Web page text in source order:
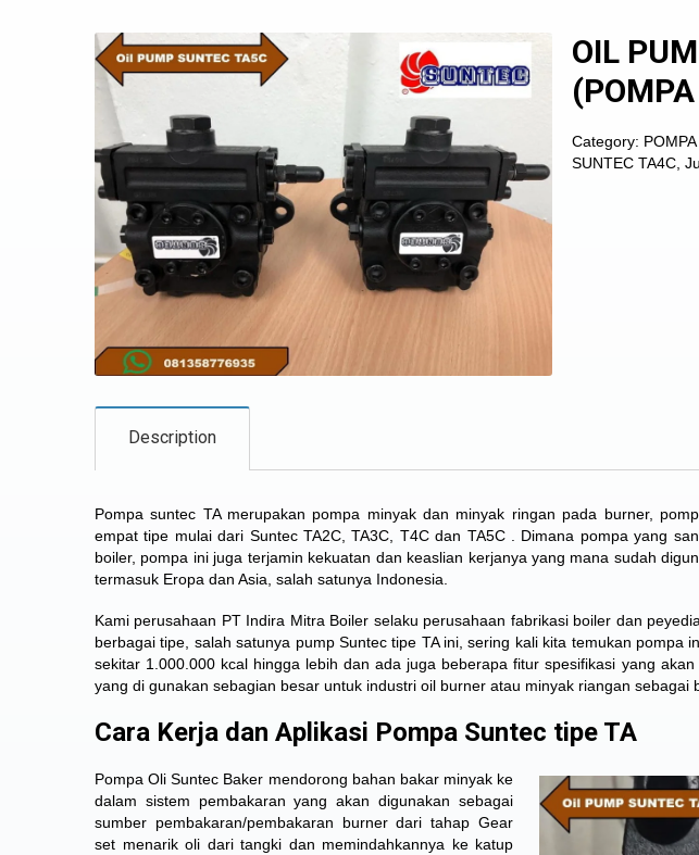
OIL
Category:
SUNTEC TA4C ,
Description
Pompa suntec TA merupakan pompa minyak dan minyak ringan pada burner,
empat tipe mulai dari Suntec TA2C, TA3C, T4C dan TA5C. Dimana pompa yang
boiler, pompa ini juga terjamin kekuatan dan keaslian kerjanya yang mana sudah
termasuk Eropa dan Asia, salah satunya Indonesia.
Kami perusahaan PT Indira Mitra Boiler selaku perusahaan fabrikasi boiler dan
berbagai tipe, salah satunya pump Suntec tipe TA ini, sering kali kita temukan pompa
sekitar 1.000.000 kcal hingga lebih dan ada juga beberapa fitur spesifikasi yang
yang di gunakan sebagian besar untuk industri oil burner atau minyak riangan sebagai
Cara Kerja dan Aplikasi Pompa Suntec tipe TA
Pompa Oli Suntec Baker mendorong bahan bakar minyak ke
dalam sistem pembakaran yang akan digunakan sebagai
sumber pembakaran/pembakaran burner dari tahap Gear
set menarik oli dari tangki dan memindahkannya ke katup